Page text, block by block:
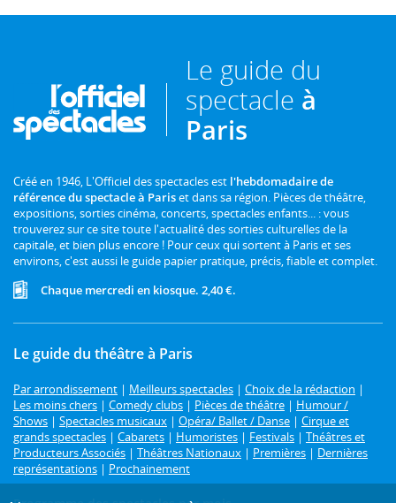
Le guide du
spectacle à
Paris
Créé en 1946, L'Officiel des spectacles est l'hebdomadaire de
référence du spectacle à Pariset dans sa région. Pièces de théâtre,
expositions, sorties cinéma, concerts, spectacles enfants... : vous
trouverez sur ce site toute l'actualité des sorties culturelles de la
capitale, et bien plus encore ! Pour ceux qui sortent à Paris et ses
environs, c'est aussi le guide papier pratique, précis, fiable et complet.
Chaque mercredi en kiosque. 2,40 €.
Le guide du théâtre à Paris
Par arrondissement | Meilleurs spectacles | Choix de la rédaction |
Les moins chers | Comedy clubs | Pièces de théâtre | Humour /
Shows | Spectacles musicaux | Opéra/ Ballet / Danse | Cirque et
grands spectacles | Cabarets | Humoristes | Festivals | Théâtres et
Producteurs Associés | Théâtres Nationaux | Premières | Dernières
représentations | Prochainement